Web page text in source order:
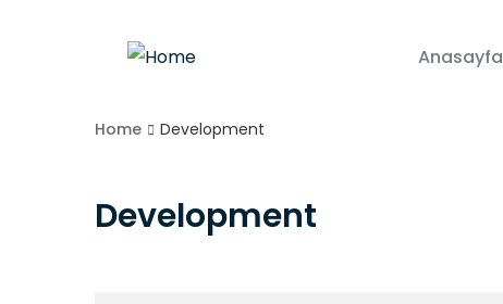
Anasayfa
Home Development
Development